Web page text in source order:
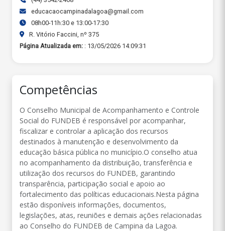
educacaocampinadalagoa@gmail.com
08h00-11h:30 e 13:00-17:30
R. Vitório Faccini, nº 375
Página Atualizada em: : 13/05/2026 14:09:31
Competências
O Conselho Municipal de Acompanhamento e Controle
Social do FUNDEB é responsável por acompanhar,
fiscalizar e controlar a aplicação dos recursos
destinados à manutenção e desenvolvimento da
educação básica pública no município.O conselho atua
no acompanhamento da distribuição, transferência e
utilização dos recursos do FUNDEB, garantindo
transparência, participação social e apoio ao
fortalecimento das políticas educacionais.Nesta página
estão disponíveis informações, documentos,
legislações, atas, reuniões e demais ações relacionadas
ao Conselho do FUNDEB de Campina da Lagoa.